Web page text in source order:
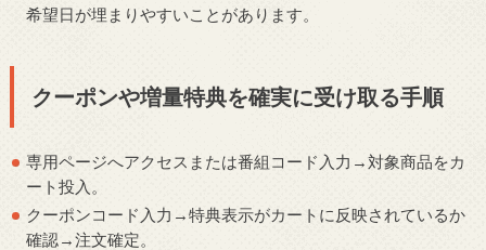
希望日が埋まりやすいことがあります。
クーポンや増量特典を確実に受け取る手順
専用ページへアクセスまたは番組コード入力→対象商品をカ
ート投入。
クーポンコード入力→特典表示がカートに反映されているか
確認→注文確定。